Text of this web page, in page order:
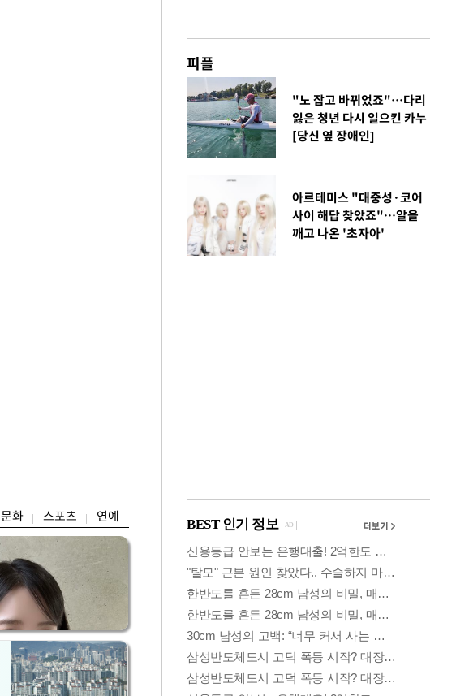
문화 스포츠 연예
피플
"노 잡고 바뀌었죠"…다리
잃은 청년 다시 일으킨 카누
[당신 옆 장애인]
아르테미스 "대중성·코어
사이 해답 찾았죠"…알을
깨고 나온 '초자아'